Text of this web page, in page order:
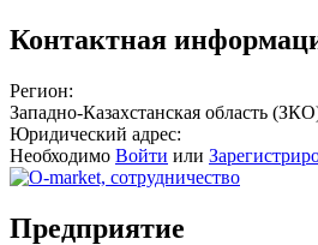
Контактная
Регион:
Западно-Казахстанская область
Юридический адрес:
Необходимо Войти или
Предприятие